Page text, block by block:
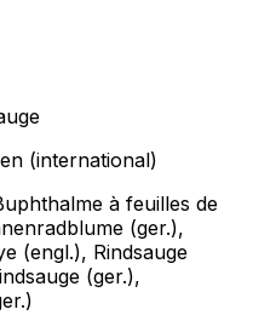
(international)
à feuilles de
(ger.),
(engl.), Rindsauge
(ger.),